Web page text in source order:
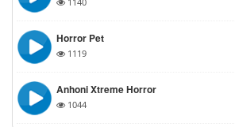
Horror Pet
1119
Anhoni Xtreme Horror
1044